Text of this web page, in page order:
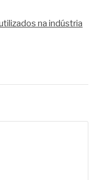
na indústria